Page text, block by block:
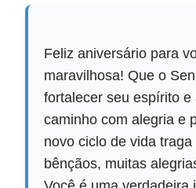
Feliz aniversário para
maravilhosa! Que o
fortalecer seu espírito e
caminho com alegria e
novo ciclo de vida
bênçãos, muitas